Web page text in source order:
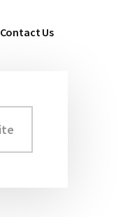
Contact Us